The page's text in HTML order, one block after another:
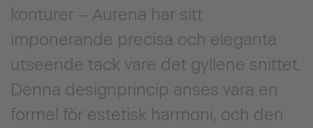
konturer – Aurena har sitt
imponerande precisa och eleganta
utseende tack vare det gyllene snittet.
Denna designprincip anses vara en
formel för estetisk harmoni, och den